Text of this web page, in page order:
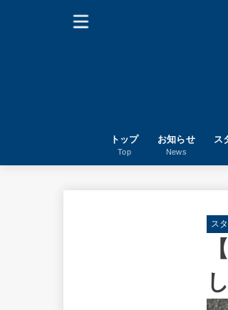
トップ
Top
お知らせ
News
ス
ス